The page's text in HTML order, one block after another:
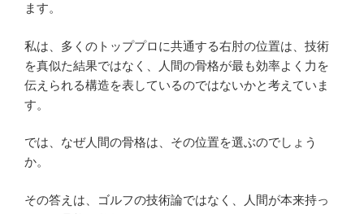
ます。
私は、多くのトッププロに共通する右肘の位置は、技術
を真似た結果ではなく、人間の骨格が最も効率よく力を
伝えられる構造を表しているのではないかと考えていま
す。
では、なぜ人間の骨格は、その位置を選ぶのでしょう
か。
その答えは、ゴルフの技術論ではなく、人間が本来持っ